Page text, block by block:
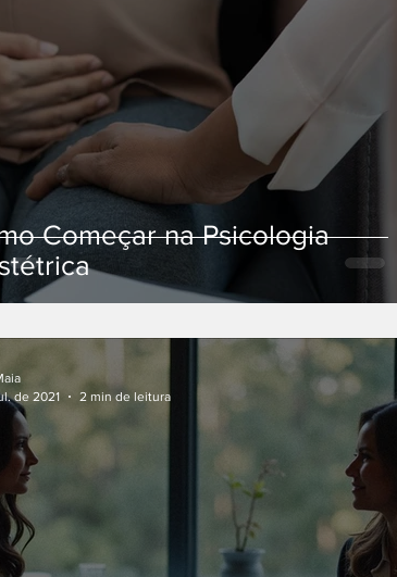
Começar na Psicologia
de 2021
2 min de leitura